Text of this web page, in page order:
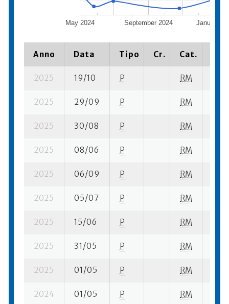
May 2024 September 2024 January
Anno Data Tipo Cr. Cat.
2025 19/10 P RM
2025 29/09 P RM
2025 30/08 P RM
2025 08/06 P RM
2025 06/09 P RM
2025 05/07 P RM
2025 15/06 P RM
2025 31/05 P RM
2025 01/05 P RM
2024 01/05 P RM